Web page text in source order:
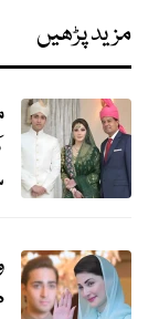
مزید پڑھیں